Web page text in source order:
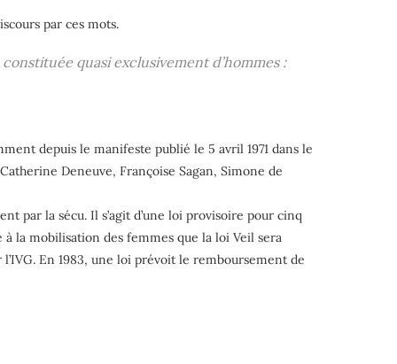
par ces mots.
quasi exclusivement d’hommes :
depuis le manifeste publié le 5 avril 1971 dans le
Deneuve, Françoise Sagan, Simone de
par la sécu. Il s’agit d’une loi provisoire pour cinq
à la mobilisation des femmes que la loi Veil sera
En 1983, une loi prévoit le remboursement de